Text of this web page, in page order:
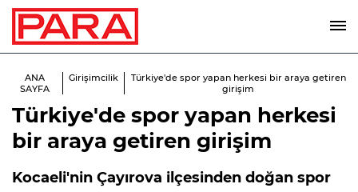
ANA
SAYFA
Girişimcilik
Türkiye'de spor yapan herkesi bir araya getiren
girişim
Türkiye'de spor yapan herkesi
bir araya getiren girişim
Kocaeli'nin Çayırova ilçesinden doğan spor